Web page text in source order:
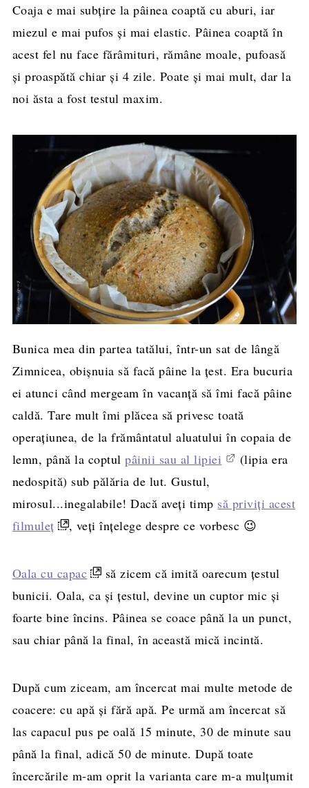
Coaja e mai subțire la pâinea coaptă cu aburi, iar
miezul e mai pufos și mai elastic. Pâinea coaptă în
acest fel nu face fărâmituri, rămâne moale, pufoasă
și proaspătă chiar și 4 zile. Poate și mai mult, dar la
noi ăsta a fost testul maxim.
Bunica mea din partea tatălui, într-un sat de lângă
Zimnicea, obișnuia să facă pâine la țest. Era bucuria
ei atunci când mergeam în vacanță să îmi facă pâine
caldă. Tare mult îmi plăcea să privesc toată
operațiunea, de la frământatul aluatului în copaia de
lemn, până la coptulpâinii sau al lipiei
(lipia era
nedospită) sub pălăria de lut. Gustul,
mirosul...inegalabile! Dacă aveți timp să priviți acest
filmuleț
, veți înțelege despre ce vorbesc 😉
Oala cu capac
să zicem că imită oarecum țestul
bunicii. Oala, ca și țestul, devine un cuptor mic și
foarte bine încins. Pâinea se coace până la un punct,
sau chiar până la final, în această mică incintă.
După cum ziceam, am încercat mai multe metode de
coacere: cu apă și fără apă. Pe urmă am încercat să
las capacul pus pe oală 15 minute, 30 de minute sau
până la final, adică 50 de minute. După toate
încercările m-am oprit la varianta care m-a mulțumit